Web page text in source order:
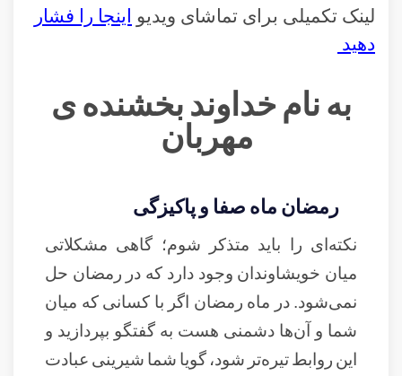
لینک تکمیلی برای تماشای ویدیو اینجا را فشار
دهید
به نام خداوند بخشنده ی
مهربان
رمضان ماه صفا و پاکیزگی
نکته‌ای را باید متذکر شوم؛ گاهی مشکلاتی
میان خویشاوندان وجود دارد که در رمضان حل
نمی‌شود. در ماه رمضان اگر با کسانی که میان
شما و آن‌ها دشمنی هست به گفتگو بپردازید و
این روابط تیره‌تر شود، گویا شما شیرینی عبادت